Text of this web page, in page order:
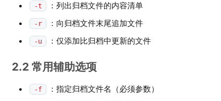
-t ：列出归档文件的内容清单
-r ：向归档文件末尾追加文件
-u ：仅添加比归档中更新的文件
2.2 常用辅助选项
-f ：指定归档文件名（必须参数）